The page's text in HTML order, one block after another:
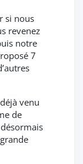
si nous
revenez
notre
7
venu
de